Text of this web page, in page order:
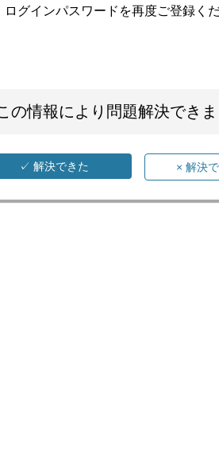
グインパスワードを再度ご登録くだ
の情報により問題解決できま
✓ 解決できた × 解決